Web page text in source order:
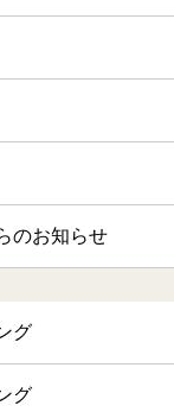
のお知らせ
グ
グ